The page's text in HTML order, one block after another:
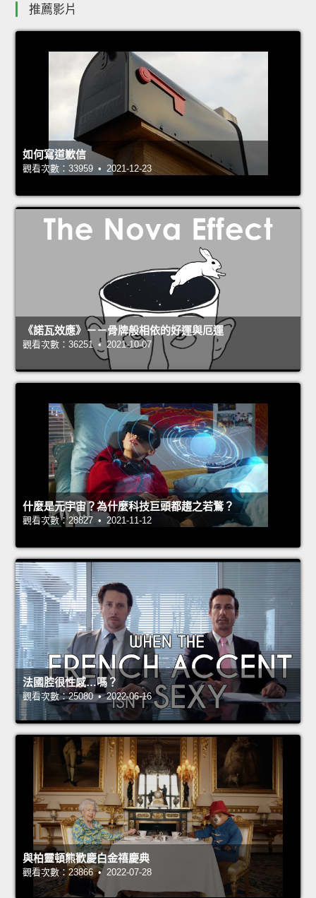
推薦影片
如何寫道歉信
觀看次數：33959 • 2021-12-23
《諾瓦效應》－－骨牌般相依的好運與厄運
觀看次數：36251 • 2021-10-07
什麼是元宇宙？為什麼科技巨頭都趨之若鶩？
觀看次數：28827 • 2021-11-12
法國腔很性感…嗎？
觀看次數：25080 • 2022-06-16
與柏靈頓熊歡慶白金禧慶典
觀看次數：23866 • 2022-07-28